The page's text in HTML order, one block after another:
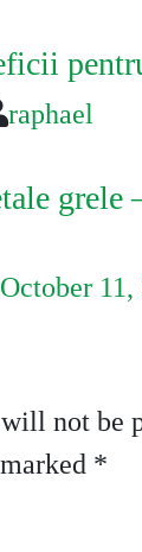
raphael
grele
October 11,
not be
*